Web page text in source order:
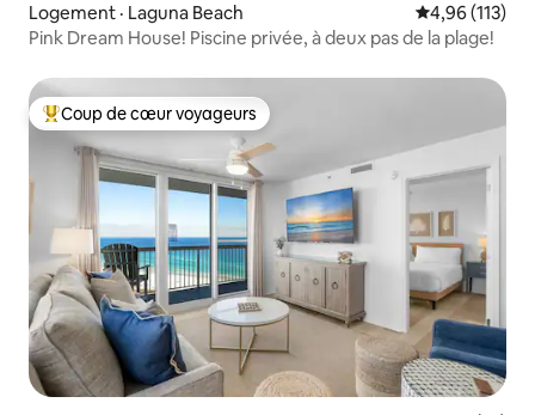
Logement · Laguna Beach Note
4,96 (113)
Pink Dream House! Piscine privée, à deux pas de la plage!
Coup de cœur voyageurs parmi les plus aimés
Coup de cœur voyageurs